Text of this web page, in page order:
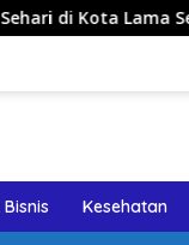
Jalan
Kesehatan